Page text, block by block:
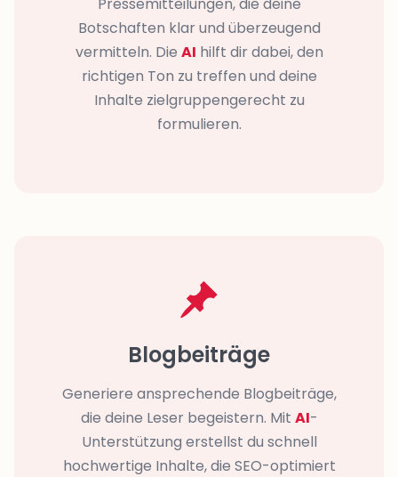
Botschaften klar und überzeugend
vermitteln. Die AI hilft dir dabei, den
richtigen Ton zu treffen und deine
Inhalte zielgruppengerecht zu
formulieren.
Blogbeiträge
Generiere ansprechende Blogbeiträge,
die deine Leser begeistern. Mit AI-
Unterstützung erstellst du schnell
hochwertige Inhalte, die SEO-optimiert